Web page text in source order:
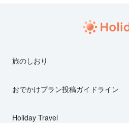
旅のしおり
おでかけプラン投稿ガイドライン
Holiday Travel